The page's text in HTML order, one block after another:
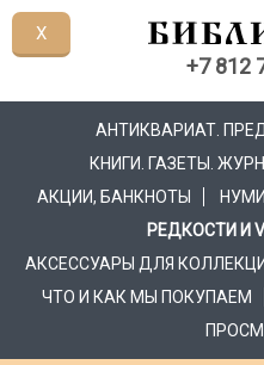
+7 812
АНТИКВАРИАТ.
КНИГИ. ГАЗЕТЫ.
АКЦИИ, БАНКНОТЫ
РЕДКОСТИ И
АКСЕССУАРЫ ДЛЯ
ЧТО И КАК МЫ ПОКУПАЕМ
X